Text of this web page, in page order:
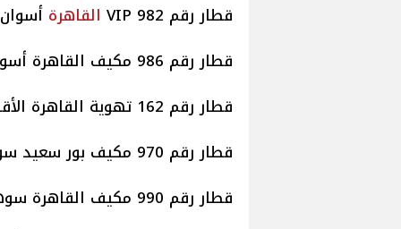
قطار رقم 982 VIP
القاهرة أسوان
قطار رقم 986 مكيف القاهرة أسوان موعد قيامه الساعة 14.00.
قطار رقم 162 تهوية القاهرة الأقصر موعد قيامه الساعة 14.20.
قطار رقم 970 مكيف بور سعيد سوهاج موعد قيامه الساعة 14.00 ظهرا.
قطار رقم 990 مكيف القاهرة سوهاج موعد قيامه الساعة 16.00 عصرا.